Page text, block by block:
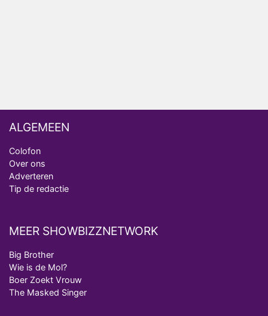
ALGEMEEN
Colofon
Over ons
Adverteren
Tip de redactie
MEER SHOWBIZZNETWORK
Big Brother
Wie is de Mol?
Boer Zoekt Vrouw
The Masked Singer